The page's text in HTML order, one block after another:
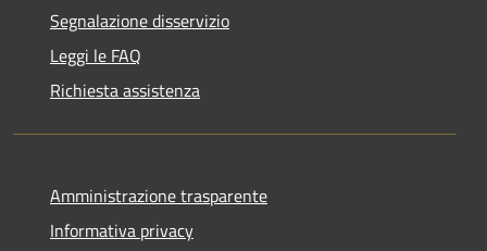
Segnalazione disservizio
Leggi le FAQ
Richiesta assistenza
Amministrazione trasparente
Informativa privacy